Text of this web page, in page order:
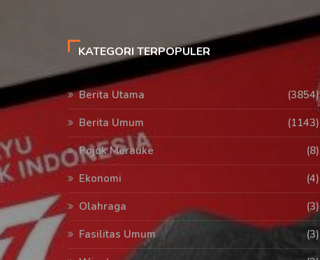
KATEGORI TERPOPULER
Berita Utama
(3854)
Berita Umum
(1143)
Pojok Merauke
(8)
Ekonomi
(4)
Olahraga
(3)
Fasilitas Umum
(3)